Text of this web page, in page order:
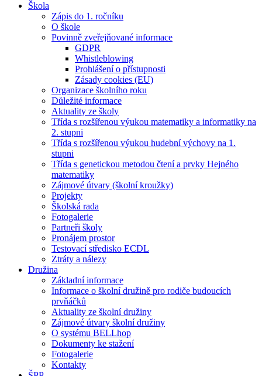
Škola
Zápis do 1. ročníku
O škole
Povinně zveřejňované informace
GDPR
Whistleblowing
Prohlášení o přístupnosti
Zásady cookies (EU)
Organizace školního roku
Důležité informace
Aktuality ze školy
Třída s rozšířenou výukou matematiky a informatiky na
2. stupni
Třída s rozšířenou výukou hudební výchovy na 1.
stupni
Třída s genetickou metodou čtení a prvky Hejného
matematiky
Zájmové útvary (školní kroužky)
Projekty
Školská rada
Fotogalerie
Partneři školy
Pronájem prostor
Testovací středisko ECDL
Ztráty a nálezy
Družina
Základní informace
Informace o školní družině pro rodiče budoucích
prvňáčků
Aktuality ze školní družiny
Zájmové útvary školní družiny
O systému BELLhop
Dokumenty ke stažení
Fotogalerie
Kontakty